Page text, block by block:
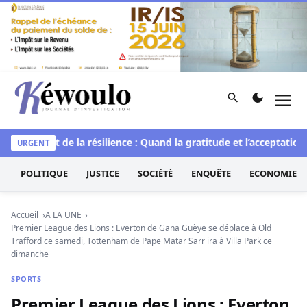
Aller au contenu
Kéwoulo, le premier site d'information et d'investigation
Rechercher
URGENT
L’art de la résilience : Quand la gratitude et l’acceptation
POLITIQUE JUSTICE SOCIÉTÉ ENQUÊTE ECONOMIE
Accueil
A LA UNE
Premier League des Lions : Everton de Gana Guèye se déplace à Old
Trafford ce samedi, Tottenham de Pape Matar Sarr ira à Villa Park ce
dimanche
SPORTS